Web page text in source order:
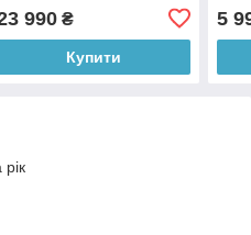
мм), anticor, чорний муар
990₴
Купити
5